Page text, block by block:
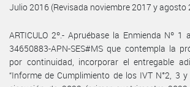
Julio 2016 (Revisada noviembre 2017 y agosto
ARTICULO 2º.- Apruébase la Enmienda Nº
34650883-APN-SES#MS que contempla la
por continuidad, incorporar el entregable
“Informe de Cumplimiento de los IVT N°2, 3